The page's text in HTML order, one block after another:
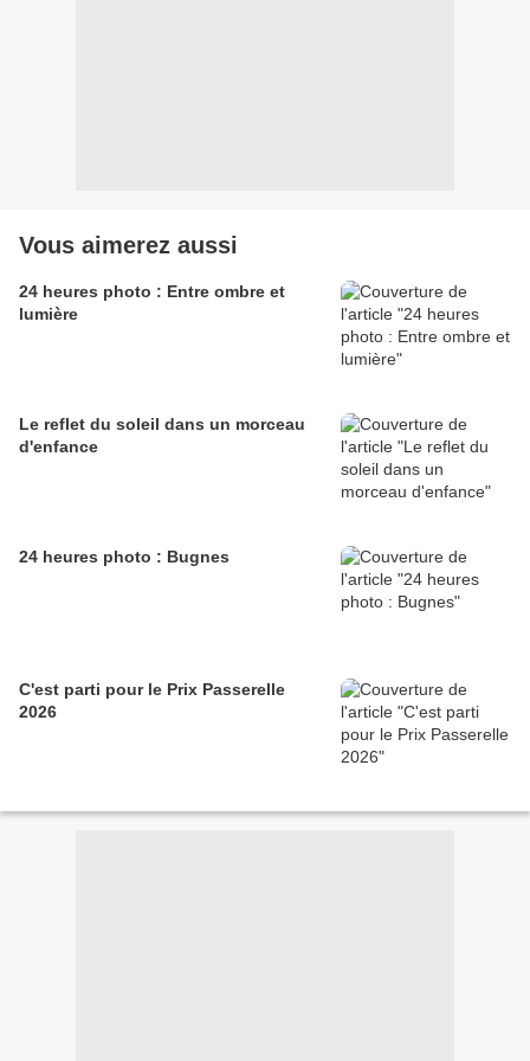
Vous aimerez aussi
24 heures photo : Entre ombre et
lumière
Le reflet du soleil dans un morceau
d'enfance
24 heures photo : Bugnes
C'est parti pour le Prix Passerelle
2026